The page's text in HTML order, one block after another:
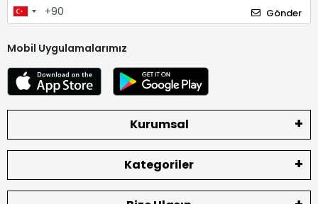
Gönder
Mobil Uygulamalarımız
Kurumsal
Kategoriler